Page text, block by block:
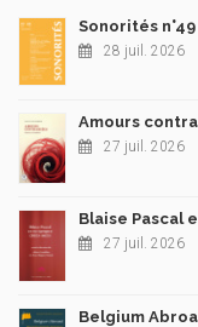
Sonorités n°49
28 juil. 2026
Amours
27 juil. 2026
Blaise Pascal
27 juil. 2026
Belgium